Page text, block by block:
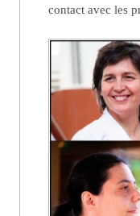
contact avec les